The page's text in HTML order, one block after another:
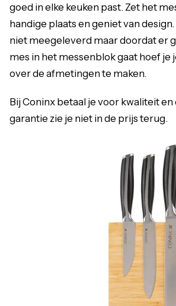
goed in elke keuken past. Zet het
handige plaats en geniet van
niet meegeleverd maar doordat er
mes in het messenblok gaat hoef je
over de afmetingen te maken.
Bij Coninx betaal je voor kwaliteit
garantie zie je niet in de prijs terug.